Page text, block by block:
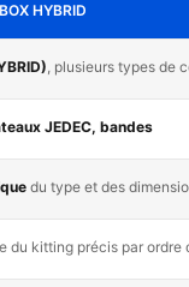
HYBRID
, plusieurs types de
JEDEC, bandes
du type et des
du kitting précis par ordre